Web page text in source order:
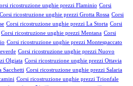
ricostruzione unghie prezzi Flaminio Corsi
Corsi ricostruzione unghie prezzi Grotta Rossa Corsi
Corsi ricostruzione unghie prezzi La Storta Corsi
Corsi ricostruzione unghie prezzi Mentana Corsi
Corsi ricostruzione unghie prezzi Montespaccato
Corsi ricostruzione unghie prezzi Nuovo
Olgiata Corsi ricostruzione unghie prezzi Ottavia
Sacchetti Corsi ricostruzione unghie prezzi Salaria
Corsi ricostruzione unghie prezzi Trionfale